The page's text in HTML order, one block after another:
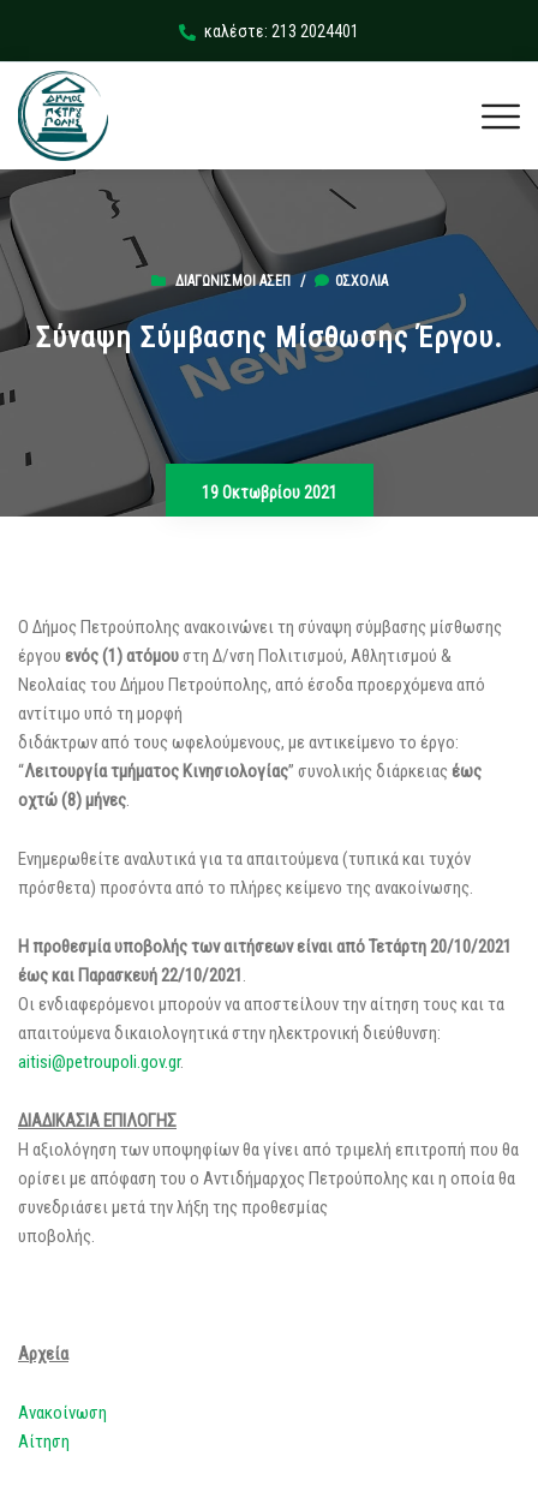
καλέστε: 213 2024401
ΔΙΑΓΩΝΙΣΜΟΊ ΑΣΕΠ / 0ΣΧΌΛΙΑ
Σύναψη Σύμβασης Μίσθωσης Έργου.
19 Οκτωβρίου 2021
Ο Δήμος Πετρούπολης ανακοινώνει τη σύναψη σύμβασης μίσθωσης
έργου ενός (1) ατόμουστη Δ/νση Πολιτισμού, Αθλητισμού &
Νεολαίας του Δήμου Πετρούπολης, από έσοδα προερχόμενα από
αντίτιμο υπό τη μορφή
διδάκτρων από τους ωφελούμενους, με αντικείμενο το έργο:
“Λειτουργία τμήματος Κινησιολογίας” συνολικής διάρκειας έως
οχτώ (8) μήνες.
Ενημερωθείτε αναλυτικά για τα απαιτούμενα (τυπικά και τυχόν
πρόσθετα) προσόντα από το πλήρες κείμενο της ανακοίνωσης.
Η προθεσμία υποβολής των αιτήσεων είναι από Τετάρτη 20/10/2021
έως και Παρασκευή 22/10/2021.
Οι ενδιαφερόμενοι μπορούν να αποστείλουν την αίτηση τους και τα
απαιτούμενα δικαιολογητικά στην ηλεκτρονική διεύθυνση:
aitisi@petroupoli.gov.gr.
ΔΙΑΔΙΚΑΣΙΑ ΕΠΙΛΟΓΗΣ
Η αξιολόγηση των υποψηφίων θα γίνει από τριμελή επιτροπή που θα
ορίσει με απόφαση του ο Αντιδήμαρχος Πετρούπολης και η οποία θα
συνεδριάσει μετά την λήξη της προθεσμίας
υποβολής.
Αρχεία
Ανακοίνωση
Αίτηση